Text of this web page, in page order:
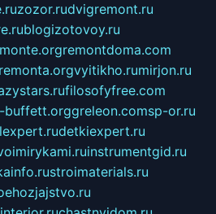
zozor.rudvigremont.ru
blogizotovoy.ru
remontdoma.com
vyitikho.rumirjon.ru
filosofyfree.com
buffett.orggreleon.comsp-or.ru
detkiexpert.ru
instrumentgid.ru
stroimaterials.ru